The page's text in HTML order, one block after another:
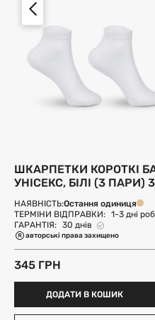
ШКАРПЕТКИ КОРОТКІ
УНІСЕКС, БІЛІ (3 ПАРИ)
НАЯВНІСТЬ:Остання одиниця
ТЕРМІНИ ВІДПРАВКИ: 1-3 дні
ГАРАНТІЯ: 30 днів
авторські права захищено
345 ГРН
ДОДАТИ В КОШИК